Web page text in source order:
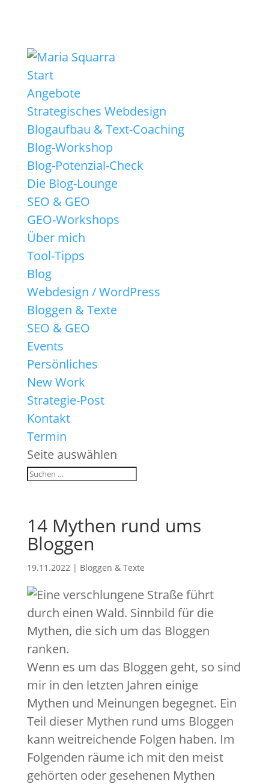
Start
Angebote
Strategisches Webdesign
Blogaufbau & Text-Coaching
Blog-Workshop
Blog-Potenzial-Check
Die Blog-Lounge
SEO & GEO
GEO-Workshops
Über mich
Tool-Tipps
Blog
Webdesign / WordPress
Bloggen & Texte
SEO & GEO
Events
Persönliches
New Work
Strategie-Post
Kontakt
Termin
Seite auswählen
14 Mythen rund ums
Bloggen
19.11.2022| Bloggen & Texte
Wenn es um das Bloggen geht, so sind
mir in den letzten Jahren einige
Mythen und Meinungen begegnet. Ein
Teil dieser Mythen rund ums Bloggen
kann weitreichende Folgen haben. Im
Folgenden räume ich mit den meist
gehörten oder gesehenen Mythen